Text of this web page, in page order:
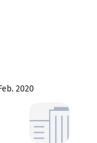
2020